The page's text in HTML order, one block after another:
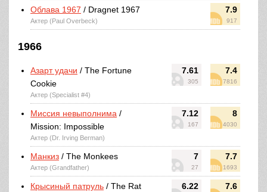
7.9
917
Облава 1967 / Dragnet 1967
Актер (Paul Overbeck)
1966
7.61
305
7.4
7816
Азарт удачи / The Fortune
Cookie
Актер (Specialist #4)
7.12
167
8
4030
Миссия невыполнима /
Mission: Impossible
Актер (Dr. Irving Berman)
7
27
7.7
1693
Манкиз / The Monkees
Актер (Grandfather)
6.22 7.6
Крысиный патруль / The Rat